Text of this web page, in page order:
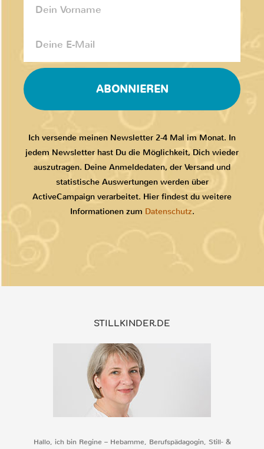
ABONNIEREN
Ich versende meinen Newsletter 2-4 Mal im Monat. In
jedem Newsletter hast Du die Möglichkeit, Dich wieder
auszutragen. Deine Anmeldedaten, der Versand und
statistische Auswertungen werden über
ActiveCampaign verarbeitet. Hier findest du weitere
Informationen zum Datenschutz.
STILLKINDER.DE
Hallo, ich bin Regine – Hebamme, Berufspädagogin, Still- &